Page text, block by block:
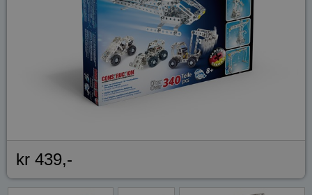
kr 439,-